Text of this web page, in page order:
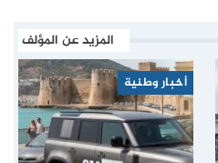
المزيد عن المؤلف
أخبار وطنية